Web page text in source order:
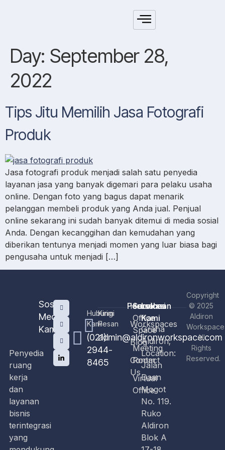
Day: September 28,
2022
Tips Jitu Memilih Jasa Fotografi
Produk
Jasa fotografi produk menjadi salah satu penyedia
layanan jasa yang banyak digemari para pelaku usaha
online. Dengan foto yang bagus dapat menarik
pelanggan membeli produk yang Anda jual. Penjual
online sekarang ini sudah banyak ditemui di media sosial
Anda. Dengan kecanggihan dan kemudahan yang
diberikan tentunya menjadi momen yang luar biasa bagi
pengusaha untuk menjadi […]
Sosial
Media
Kami
Hubungi
Kami
(021)
2944-
8465
Kirim
Pesan
admin@aldironworkspace.com
Perusahaan
Home
Workspaces
Blog
Contact
Us
Services
Office
Space
Meeting
Room
Virtual
Office
Lokasi
Kami
Graha
Aldiron;
Location:
Jalan
Daan
Mogot
No. 119.
Ruko
Aldiron
Blok A
Penyedia
ruang
kerja
dan
layanan
bisnis
terintegrasi
yang
Copyright
© 2025
Aldiron
All
Rights
Reserved.